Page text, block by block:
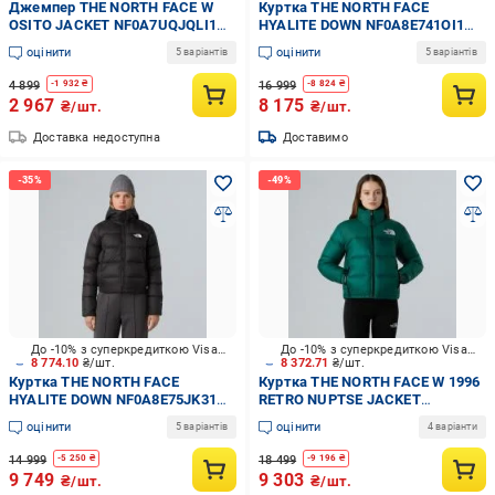
Джемпер THE NORTH FACE W
OSITO JACKET NF0A7UQJQLI1
р.XS
оцінити 5 варіантів
4 899 -1 932 ₴
2 967 ₴/шт.
Доставка недоступна
Куртка THE NORTH FACE
HYALITE DOWN NF0A8E741OI1
р.M
оцінити 5 варіантів
16 999 -8 824 ₴
8 175 ₴/шт.
Доставимо
8 774.10 ₴/шт.
До -10% з суперкредиткою Visa Вигода
Куртка THE NORTH FACE
HYALITE DOWN NF0A8E75JK31
р.S
оцінити 5 варіантів
14 999 -5 250 ₴
9 749 ₴/шт.
8 372.71 ₴/шт.
До -10% з суперкредиткою Visa Вигода
Куртка THE NORTH FACE W 1996
RETRO NUPTSE JACKET
NF0A3XEO1KI1 р.M
оцінити 4 варіанти
18 499 -9 196 ₴
9 303 ₴/шт.